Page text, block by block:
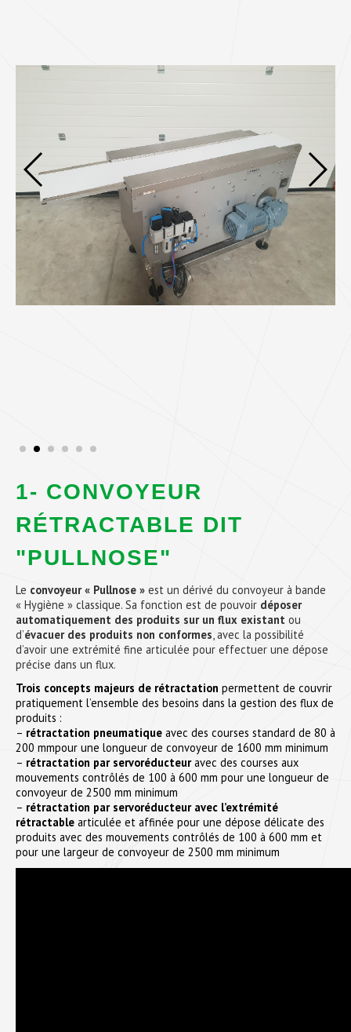
1- CONVOYEUR
RÉTRACTABLE DIT
"PULLNOSE"
Le convoyeur « Pullnose » est un dérivé du convoyeur à bande
« Hygiène » classique. Sa fonction est de pouvoir déposer
automatiquement des produits sur un flux existant ou
d’évacuer des produits non conformes, avec la possibilité
d’avoir une extrémité fine articulée pour effectuer une dépose
précise dans un flux.
Trois concepts majeurs de rétractation permettent de couvrir
pratiquement l’ensemble des besoins dans la gestion des flux de
produits :
– rétractation pneumatique avec des courses standard de 80 à
200 mmpour une longueur de convoyeur de 1600 mm minimum
– rétractation par servoréducteuravec des courses aux
mouvements contrôlés de 100 à 600 mm pour une longueur de
convoyeur de 2500 mm minimum
– rétractation par servoréducteur avec l’extrémité
rétractable articulée et affinée pour une dépose délicate des
produits avec des mouvements contrôlés de 100 à 600 mm et
pour une largeur de convoyeur de 2500 mm minimum